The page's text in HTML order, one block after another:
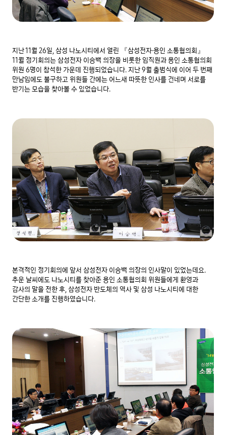
지난 11월 26일, 삼성 나노시티에서 열린 『삼성전자·용인 소통협의회』
11월 정기회의는 삼성전자 이승백 의장을 비롯한 임직원과 용인 소통협의회
위원 6명이 참석한 가운데 진행되었습니다. 지난 9월 출범식에 이어 두 번째
만남임에도 불구하고 위원들 간에는 어느새 따뜻한 인사를 건네며 서로를
반기는 모습을 찾아볼 수 있었습니다.
본격적인 정기회의에 앞서 삼성전자 이승백 의장의 인사말이 있었는데요.
추운 날씨에도 나노시티를 찾아준 용인 소통협의회 위원들에게 환영과
감사의 말을 전한 후, 삼성전자 반도체의 역사 및 삼성 나노시티에 대한
간단한 소개를 진행하였습니다.